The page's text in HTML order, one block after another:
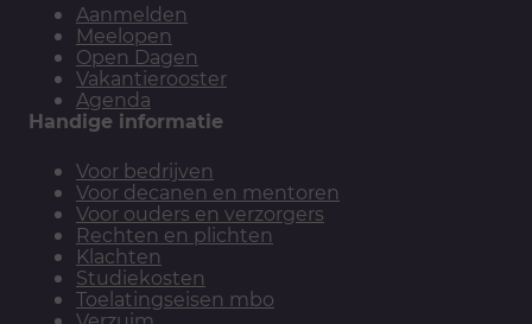
Aanmelden
Meelopen
Open Dagen
Vakantierooster
Agenda
Handige informatie
Voor bedrijven
Voor decanen en mentoren
Voor ouders en verzorgers
Rechten en plichten
Klachten
Studiekosten
Toelatingseisen mbo